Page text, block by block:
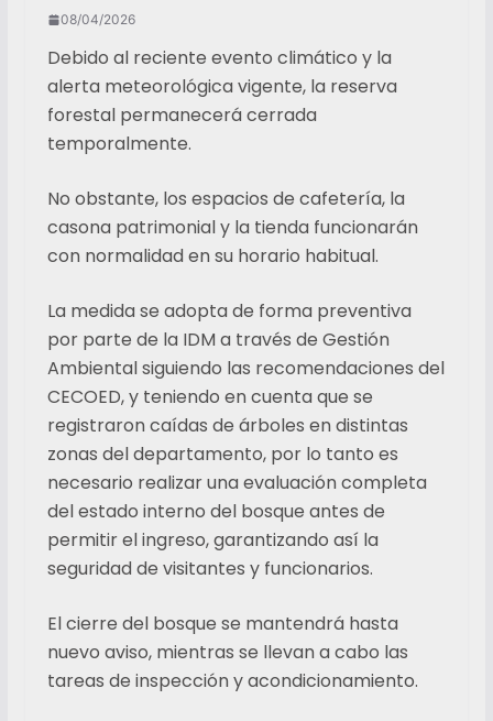
08/04/2026
Debido al reciente evento climático y la
alerta meteorológica vigente, la reserva
forestal permanecerá cerrada
temporalmente.
No obstante, los espacios de cafetería, la
casona patrimonial y la tienda funcionarán
con normalidad en su horario habitual.
La medida se adopta de forma preventiva
por parte de la IDM a través de Gestión
Ambiental siguiendo las recomendaciones del
CECOED, y teniendo en cuenta que se
registraron caídas de árboles en distintas
zonas del departamento, por lo tanto es
necesario realizar una evaluación completa
del estado interno del bosque antes de
permitir el ingreso, garantizando así la
seguridad de visitantes y funcionarios.
El cierre del bosque se mantendrá hasta
nuevo aviso, mientras se llevan a cabo las
tareas de inspección y acondicionamiento.